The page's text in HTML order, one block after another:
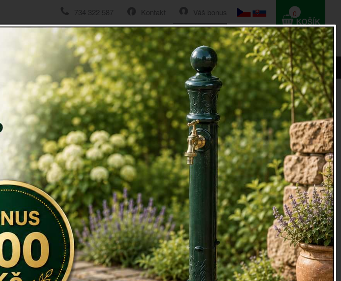
Váš bonus
Kontakt
734 322 587
HLEDAT
0
0 Kč
Keramické pítko pro ptáky Květ se
Keramické pítko a krmítko pro